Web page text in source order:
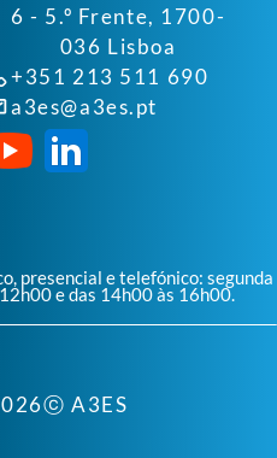
6 - 5.º Frente, 1700-
036 Lisboa
+351 213 511 690
a3es@a3es.pt
presencial e telefónico: segunda
e das 14h00 às 16h00.
ⓒ A3ES